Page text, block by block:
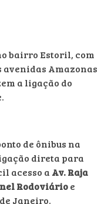
bairro Estoril, com
avenidas Amazonas
a ligação do
de ônibus na
direta para
acesso a Av. Raja
Rodoviárioe
Janeiro.